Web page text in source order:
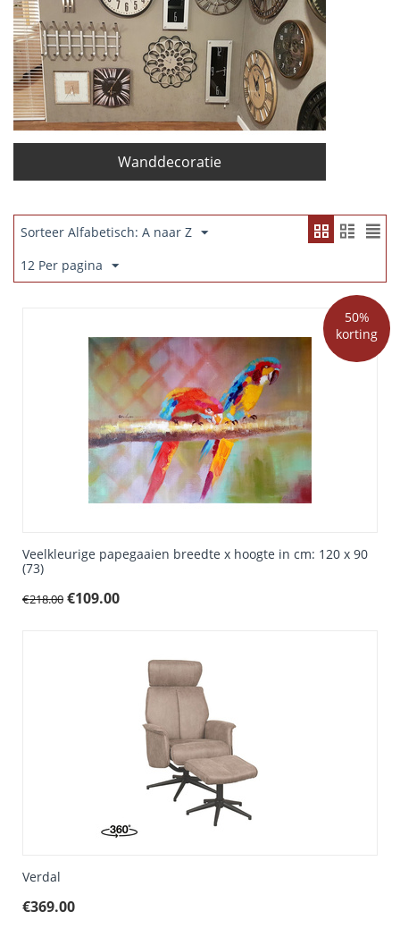
Wanddecoratie
Sorteer Alfabetisch: A naar Z
12 Per pagina
50%
korting
Veelkleurige papegaaien breedte x hoogte in cm: 120 x 90
(73)
€218.00 €109.00
Verdal
€369.00